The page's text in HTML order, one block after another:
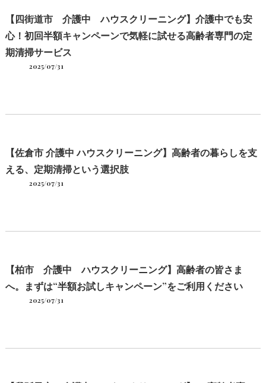
【四街道市 介護中 ハウスクリーニング】介護中でも安
心！初回半額キャンペーンで気軽に試せる高齢者専門の定
期清掃サービス
2025/07/31
【佐倉市 介護中 ハウスクリーニング】高齢者の暮らしを支
える、定期清掃という選択肢
2025/07/31
【柏市 介護中 ハウスクリーニング】高齢者の皆さま
へ。まずは“半額お試しキャンペーン”をご利用ください
2025/07/31